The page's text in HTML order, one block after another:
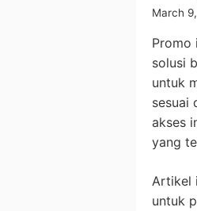
March
Promo
solusi
untuk
sesuai
akses
yang
Artikel
untuk